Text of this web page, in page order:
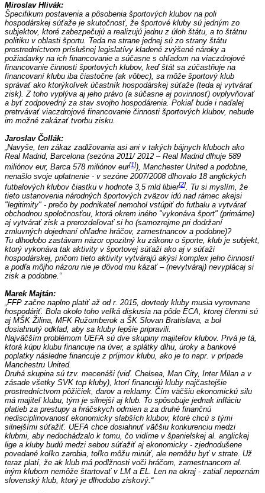
Miroslav Hlivák:
Špecifikum postavenia a pôsobenia športových klubov na poli
hospodárskej súťaže je skutočnosť, že športové kluby sú jedným zo
subjektov, ktoré zabezpečujú a realizujú jednu z úloh štátu, a to štátnu
politiku v oblasti športu. Teda na strane jednej sú zo strany štátu
prostredníctvom príslušnej legislatívy kladené zvýšené nároky a
požiadavky na ich financovanie a súčasne s ohľadom na viaczdrojové
financovanie činnosti športových klubov, keď štát sa zúčastňuje na
financovaní klubu iba čiastočne (ak vôbec), sa môže športový klub
správať ako ktorýkoľvek účastník hospodárskej súťaže (teda aj vytvárať
zisk). Z toho vyplýva aj jeho právo (a súčasne aj povinnosť) ovplyvňovať
a byť zodpovedný za stav svojho hospodárenia. Pokiaľ bude i naďalej
pretrvávať viaczdrojové financovanie činnosti športových klubov, nebude
im možné zakázať tvorbu zisku.
Jaroslav Čollák:
„Navyše, ten zákaz zadlžovania asi ani v takých bájnych kluboch ako
Real Madrid, Barcelona (sezóna 2011/ 2012 – Real Madrid dlhuje 589
miliónov eur, Barca 578 miliónov eur[1]), Manchester United a podobne,
nenašlo svoje uplatnenie - v sezóne 2007/2008 dlhovalo 18 anglických
futbalových klubov čiastku v hodnote 3,5 mld libier[2]. Tu si myslím, že
tieto ustanovenia národných športových zväzov idú nad rámec akejsi
"legitimity" - prečo by podnikateľ nemohol vstúpiť do futbalu a vytvárať
obchodnou spoločnosťou, ktorá okrem iného "vykonáva šport" (primárne)
aj vytvárať zisk a prerozdeľovať si ho (samozrejme pri dodržaní
zmluvných dojednaní ohľadne hráčov, zamestnancov a podobne)?
Tu dlhodobo zastávam názor opozitný ku zákonu o športe, klub je subjekt,
ktorý vykonáva tak aktivity v športovej súťaži ako aj v súťaži
hospodárskej, pričom tieto aktivity vytvárajú akýsi komplex jeho činností
a podľa môjho názoru nie je dôvod mu kázať – (nevytváraj) nevyplácaj si
zisk a podobne.“
Marek Majtán:
„FFP začne naplno platiť až od r. 2015, dovtedy kluby musia vyrovnane
hospodáriť. Bola okolo toho veľká diskusia na pôde ECA, ktorej členmi sú
aj MŠK Žilina, MFK Ružomberok a ŠK Slovan Bratislava, a bol
dosiahnutý odklad, aby sa kluby lepšie pripravili.
Najväčším problémom UEFA sú dve skupiny majiteľov klubov. Prvá je tá,
ktorá kúpu klubu financuje na úver, a splátky dlhu, úroky a bankové
poplatky následne financuje z príjmov klubu, ako je to napr. v prípade
Manchestru United.
Druhá skupina sú tzv. mecenáši (viď. Chelsea, Man City, Inter Milan a v
zásade všetky SVK top kluby), ktorí financujú kluby najčastejšie
prostredníctvom pôžičiek, darov a reklamy. Čím väčšiu ekonomickú silu
má majiteľ klubu, tým je silnejší aj klub. To spôsobuje jednak infláciu
platieb za prestupy a hráčskych odmien a za druhé finančnú
nedisciplinovanosť ekonomicky slabších klubov, ktoré chcú s tými
silnejšími súťažiť. UEFA chce dosiahnuť väčšiu konkurenciu medzi
klubmi, aby nedochádzalo k tomu, čo vidíme v španielskej al. anglickej
lige a kluby budú medzi sebou súťažiť aj ekonomicky - zjednodušene
povedané koľko zarobia, toľko môžu minúť, ale nemôžu byť v strate. Už
teraz platí, že ak klub má podlžnosti voči hráčom, zamestnancom al.
iným klubom nemôže štartovať v LM a EL. Len na okraj - zatiaľ nepoznám
slovenský klub, ktorý je dlhodobo ziskový.“